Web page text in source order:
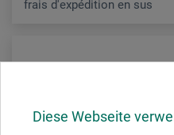
Diese Webseite
frais d'expédition en sus